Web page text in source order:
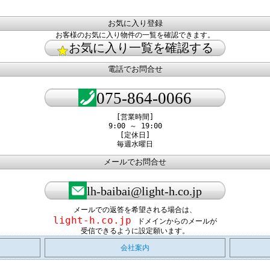
お気に入り登録
お客様のお気に入り物件の一覧を確認できます。
お気に入り一覧を確認する
電話でお問合せ
075-864-0066
[営業時間]
9:00 ～ 19:00
[定休日]
毎週水曜日
メールでお問合せ
lh-baibai@light-h.co.jp
メールでの返答を希望される場合は、
light-h.co.jp
ドメインからのメールが
受信できるように設定願います。
会社案内